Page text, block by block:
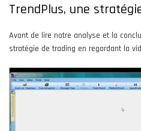
TrendPlus, une
Avant de lire notre analyse et la
stratégie de trading en regardant la